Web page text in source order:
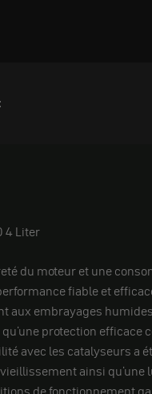
4 Liter
du moteur et une
fiable et
aux embrayages
protection efficace
avec les catalyseurs a
ainsi qu'une